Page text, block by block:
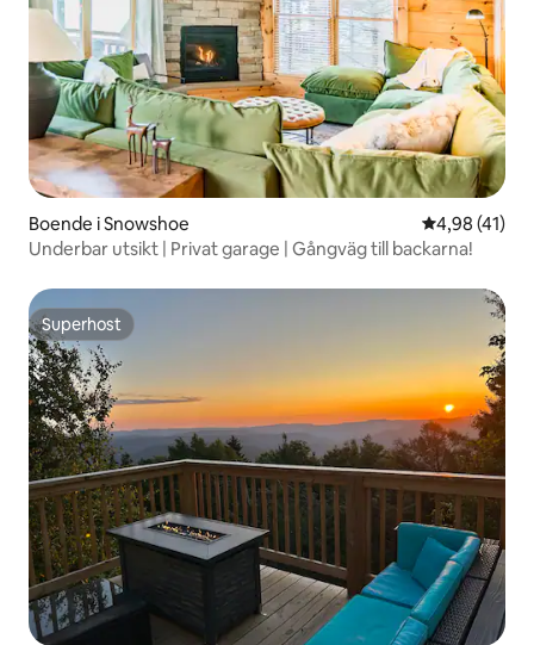
Boende i Snowshoe 4,98 av 5 i
4,98 (41)
Underbar utsikt | Privat garage | Gångväg till backarna!
Superhost
Superhost